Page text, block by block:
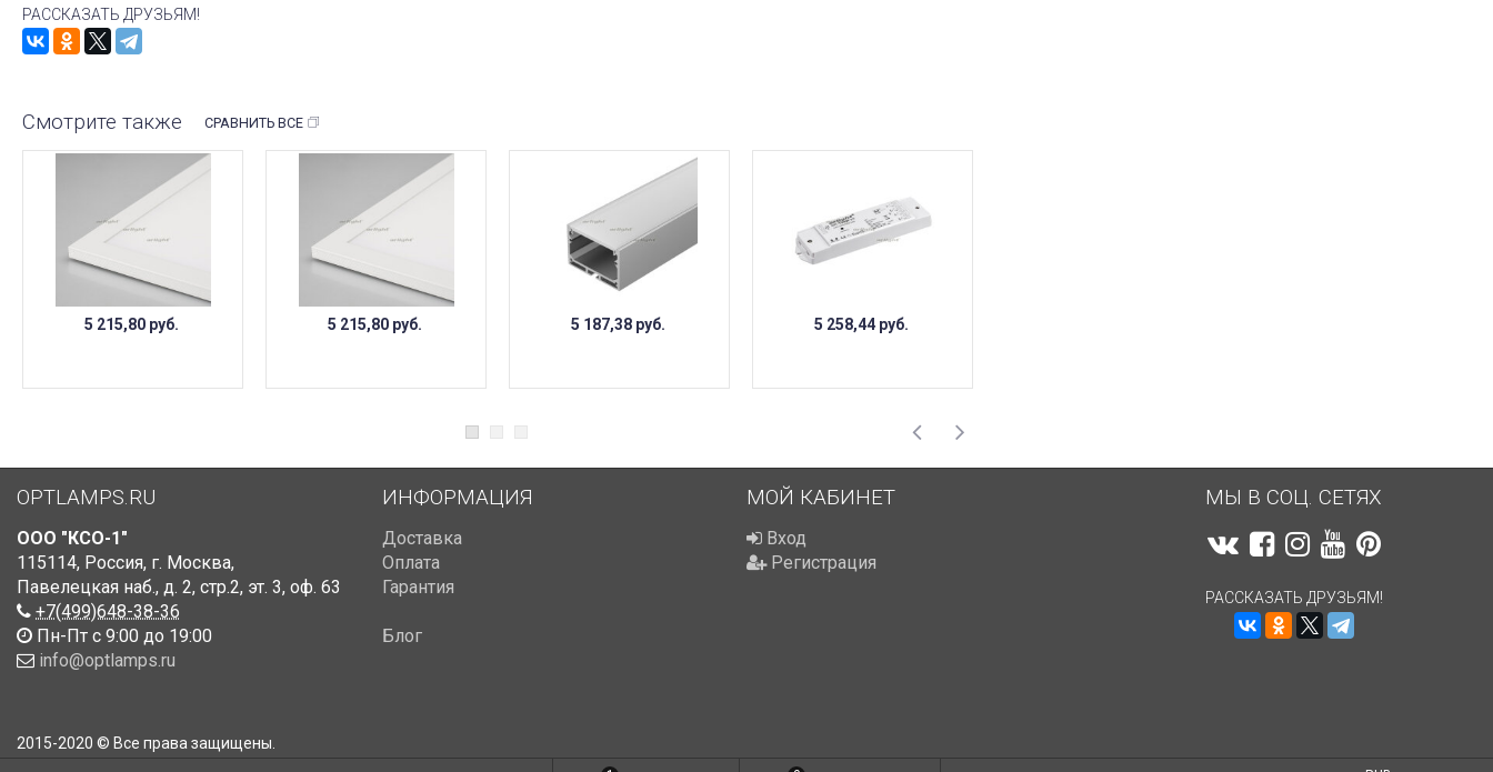
РАССКАЗАТЬ ДРУЗЬЯМ!
Смотрите также СРАВНИТЬ ВСЕ
5 215,80 руб. 5 215,80 руб. 5 187,38 руб. 5 258,44 руб.
OPTLAMPS.RU
ООО "КСО-1"
115114, Россия, г. Москва,
Павелецкая наб., д. 2, стр.2, эт. 3, оф. 63
+7(499)648-38-36
Пн-Пт с 9:00 до 19:00
info@optlamps.ru
ИНФОРМАЦИЯ
Доставка
Оплата
Гарантия
Блог
МОЙ КАБИНЕТ
Вход
Регистрация
МЫ В СОЦ. СЕТЯХ
РАССКАЗАТЬ ДРУЗЬЯМ!
2015-2020 © Все права защищены.